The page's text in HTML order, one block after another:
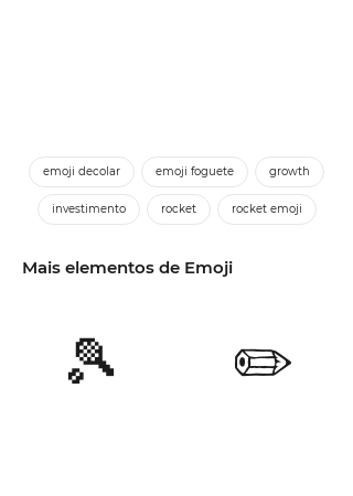
emoji decolar emoji foguete growth
investimento rocket rocket emoji
Mais elementos de Emoji
🎾 ✏️